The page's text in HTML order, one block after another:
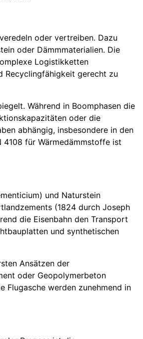
oder vertreiben. Dazu
oder Dämmmaterialien. Die
Logistikketten
Recyclingfähigkeit gerecht zu
Während in Boomphasen die
oder die
abhängig, insbesondere in den
für Wärmedämmstoffe ist
und Naturstein
(1824 durch Joseph
die Eisenbahn den Transport
und synthetischen
Ansätzen der
oder Geopolymerbeton
Flugasche werden zunehmend in